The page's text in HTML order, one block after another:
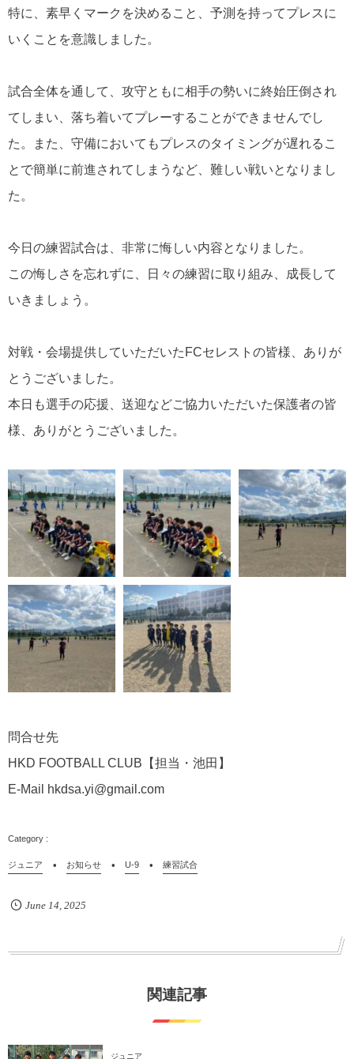
特に、素早くマークを決めること、予測を持ってプレスに
いくことを意識しました。
試合全体を通して、攻守ともに相手の勢いに終始圧倒され
てしまい、落ち着いてプレーすることができませんでし
た。
また、守備においてもプレスのタイミングが遅れるこ
とで簡単に前進されてしまうなど、難しい戦いとなりまし
た。
今日の練習試合は、非常に悔しい内容となりました。
この悔しさを忘れずに、日々の練習に取り組み、成長して
いきましょう。
対戦・会場提供していただいたFCセレストの皆様、ありが
とうございました。
本日も選手の応援、送迎などご協力いただいた保護者の皆
様、ありがとうございました。
問合せ先
HKD FOOTBALL CLUB【担当・池田】
E-Mail hkdsa.yi@gmail.com
ジュニア お知らせ U-9 練習試合
June 14 2025
関連記事
ジュニア